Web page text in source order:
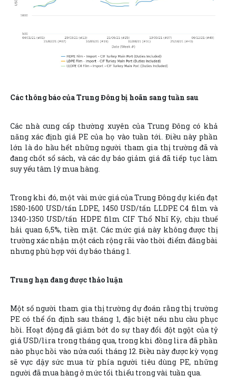
Các thông báo của Trung Đông bị hoãn sang tuần sau
Các nhà cung cấp thường xuyên của Trung Đông có khả
năng xác định giá PE của họ vào tuần tới. Điều này phần
lớn là do hầu hết những người tham gia thị trường đã và
đang chốt sổ sách, và các dự báo giảm giá đã tiếp tục làm
suy yếu tâm lý mua hàng.
Trong khi đó, một vài mức giá của Trung Đông dự kiến đạt
1580-1600 USD/tấn LDPE, 1450 USD/tấn LLDPE C4 film và
1340-1350 USD/tấn HDPE film CIF Thổ Nhĩ Kỳ, chịu thuế
hải quan 6,5%, tiền mặt. Các mức giá này không được thị
trường xác nhận một cách rộng rãi vào thời điểm đăng bài
nhưng phù hợp với dự báo tháng 1.
Trung hạn đang được thảo luận
Một số người tham gia thị trường dự đoán rằng thị trường
PE có thể ổn định sau tháng 1, đặc biệt nếu nhu cầu phục
hồi. Hoạt động đã giảm bớt do sự thay đổi đột ngột của tỷ
giá USD/lira trong tháng qua, trong khi đồng lira đã phần
nào phục hồi vào nửa cuối tháng 12. Điều này được kỳ vọng
sẽ vực dậy sức mua từ phía người tiêu dùng PE, những
người đã mua hàng ở mức tối thiểu trong vài tuần qua.